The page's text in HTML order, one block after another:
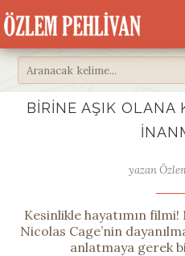
BIRINE AŞIK OLANA
yazan
Kesinlikle hayatımın filmi!
Nicolas Cage’nin
anlatmaya gerek